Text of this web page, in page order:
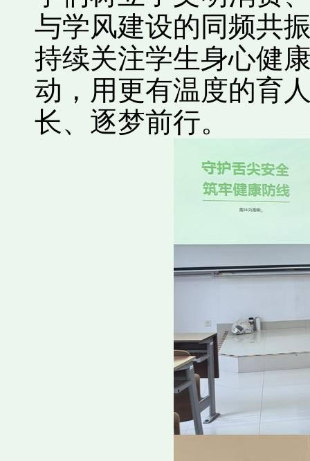
与学风建设的同频共
持续关注学生身心健
动，用更有温度的育
长、逐梦前行。